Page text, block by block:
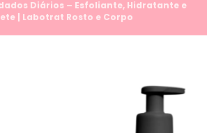
Diários – Esfoliante, Hidratante e
| Labotrat Rosto e Corpo